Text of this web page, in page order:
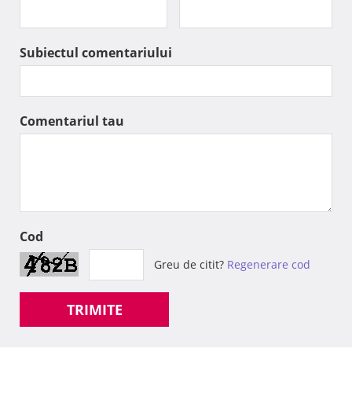
Subiectul comentariului
Comentariul tau
Cod
Greu de citit? Regenerare cod
TRIMITE